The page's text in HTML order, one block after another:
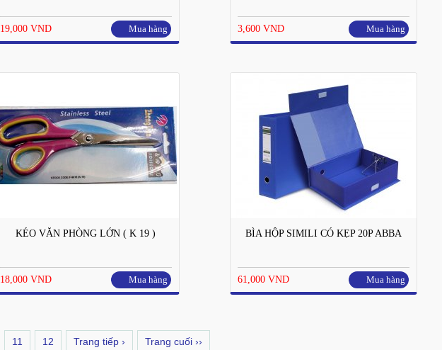
19,000 VND Mua hàng 3,600 VND Mua hàng
KÉO VĂN PHÒNG LỚN ( K 19 )
18,000 VND Mua hàng
BÌA HỘP SIMILI CÓ KẸP 20P ABBA
61,000 VND Mua hàng
11 12 Trang tiếp › Trang cuối ››